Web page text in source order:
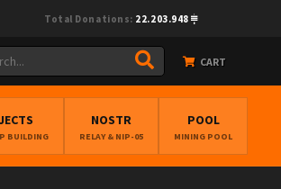
Total Donations: 22.203.948
CART
BUILDING
NOSTR
RELAY & NIP-05
POOL
MINING POOL